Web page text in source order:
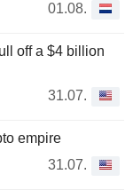
01.08.
off a $4 billion
31.07.
empire
31.07.